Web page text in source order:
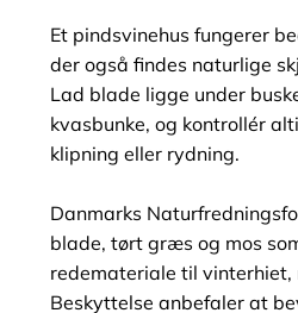
Et pindsvinehus fungerer
der også findes naturlige
Lad blade ligge under
kvasbunke, og kontrollér
klipning eller rydning.
Danmarks
blade, tørt græs og mos
redemateriale til vinterhiet,
Beskyttelse anbefaler at